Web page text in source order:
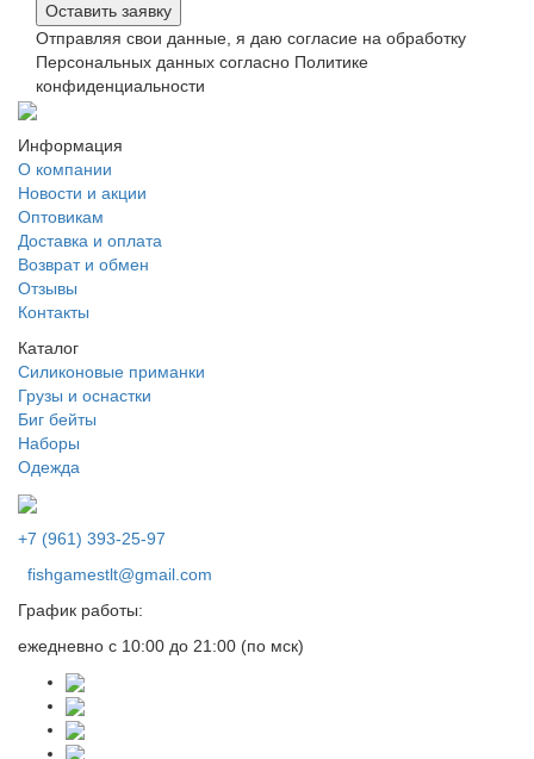
Оставить заявку
Отправляя свои данные, я даю согласие на обработку
Персональных данных согласно Политике
конфиденциальности
Информация
О компании
Новости и акции
Оптовикам
Доставка и оплата
Возврат и обмен
Отзывы
Контакты
Каталог
Силиконовые приманки
Грузы и оснастки
Биг бейты
Наборы
Одежда
+7 (961) 393-25-97
fishgamestlt@gmail.com
График работы:
ежедневно с 10:00 до 21:00 (по мск)